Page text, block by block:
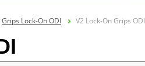
Grips Lock-On ODI V2 Lock-On Grips ODI